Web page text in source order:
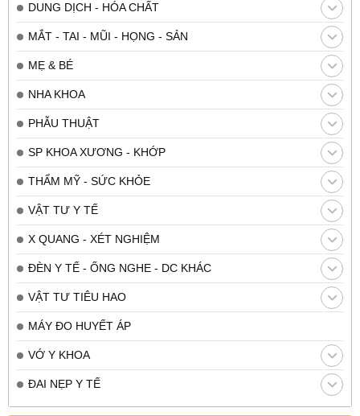
DUNG DỊCH - HÓA CHẤT
MẮT - TAI - MŨI - HỌNG - SẢN
MẸ & BÉ
NHA KHOA
PHẪU THUẬT
SP KHOA XƯƠNG - KHỚP
THẨM MỸ - SỨC KHỎE
VẬT TƯ Y TẾ
X QUANG - XÉT NGHIỆM
ĐÈN Y TẾ - ỐNG NGHE - DC KHÁC
VẬT TƯ TIÊU HAO
MÁY ĐO HUYẾT ÁP
VỚ Y KHOA
ĐAI NẸP Y TẾ